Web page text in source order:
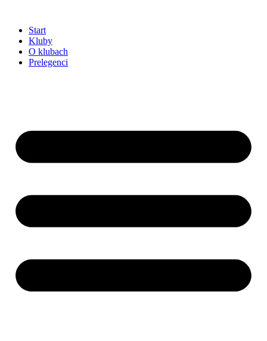
treści
Start
Kluby
O klubach
Prelegenci